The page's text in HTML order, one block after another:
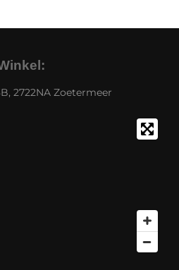
2722NA Zoetermeer